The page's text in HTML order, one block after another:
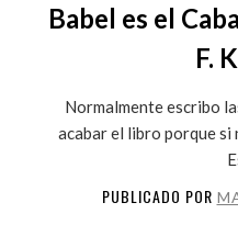
Babel es el
F.
Normalmente escribo
acabar el libro porque si
PUBLICADO POR